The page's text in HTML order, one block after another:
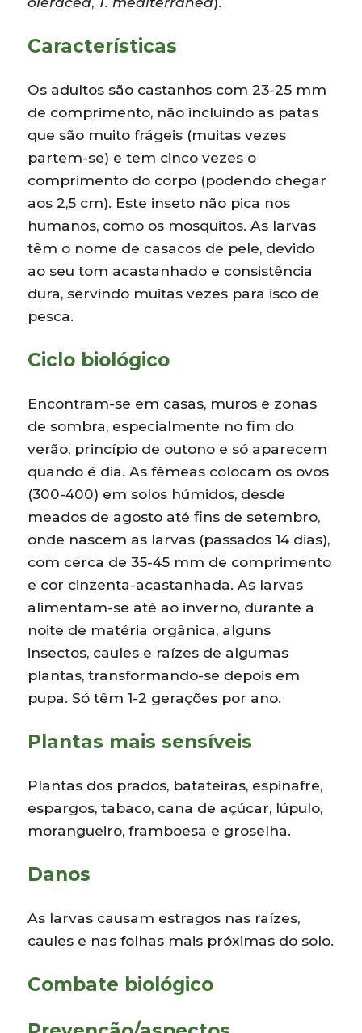
Características
Os adultos são castanhos com 23-25 mm
de comprimento, não incluindo as patas
que são muito frágeis (muitas vezes
partem-se) e tem cinco vezes o
comprimento do corpo (podendo chegar
aos 2,5 cm). Este inseto não pica nos
humanos, como os mosquitos. As larvas
têm o nome de casacos de pele, devido
ao seu tom acastanhado e consistência
dura, servindo muitas vezes para isco de
pesca.
Ciclo biológico
Encontram-se em casas, muros e zonas
de sombra, especialmente no fim do
verão, princípio de outono e só aparecem
quando é dia. As fêmeas colocam os ovos
(300-400) em solos húmidos, desde
meados de agosto até fins de setembro,
onde nascem as larvas (passados 14 dias),
com cerca de 35-45 mm de comprimento
e cor cinzenta-acastanhada. As larvas
alimentam-se até ao inverno, durante a
noite de matéria orgânica, alguns
insectos, caules e raízes de algumas
plantas, transformando-se depois em
pupa. Só têm 1-2 gerações por ano.
Plantas mais sensíveis
Plantas dos prados, batateiras, espinafre,
espargos, tabaco, cana de açúcar, lúpulo,
morangueiro, framboesa e groselha.
Danos
As larvas causam estragos nas raízes,
caules e nas folhas mais próximas do solo.
Combate biológico